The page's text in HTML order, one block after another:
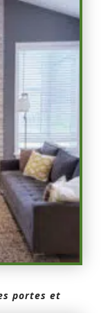
portes et